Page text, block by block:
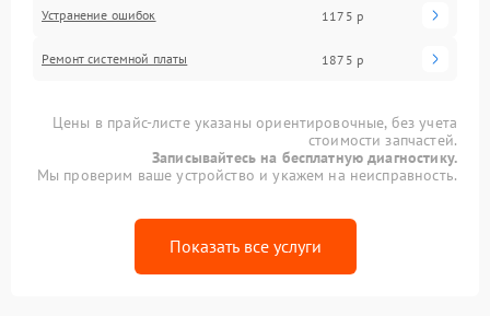
Устранение ошибок 1175 р
Ремонт системной платы 1875 р
Цены в прайс-листе указаны ориентировочные, без учета
стоимости запчастей.
Записывайтесь на бесплатную диагностику.
Мы проверим ваше устройство и укажем на неисправность.
Показать все услуги